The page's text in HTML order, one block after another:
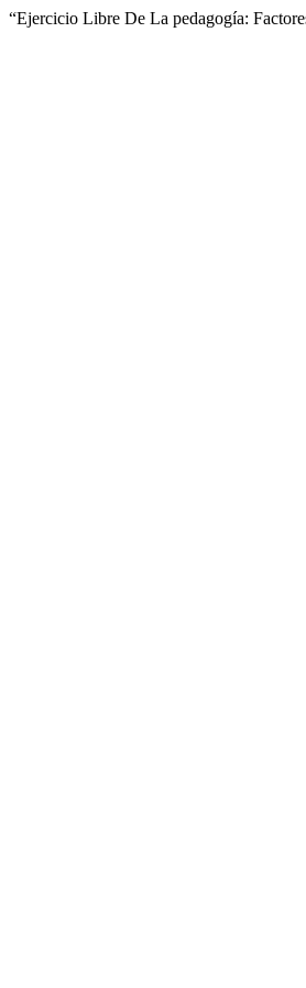
“Ejercicio Libre De La pedagogía: